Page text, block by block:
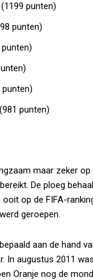
punten)
punten)
punten)
punten)
maar zeker
De ploeg
op de FIFA-
geroepen.
aan de hand
In augustus 2011
Oranje nog de